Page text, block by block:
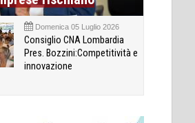
Domenica 05 Luglio 2026
Consiglio CNA Lombardia
Pres. Bozzini:Competitività e
innovazione